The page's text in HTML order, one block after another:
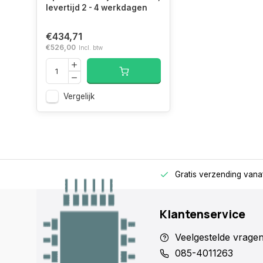
TV-tuner
Soort tuner
Analoog &
Formaat
Smart TV
Smart TV
Internet TV
Inclusief
besturingssysteem
Tizen
levertijd 2 - 4 werkdagen
€434,71
€526,00 Incl. btw
Vergelijk
Gratis verzending
Klantenservice
Veelgestelde
085-4011263